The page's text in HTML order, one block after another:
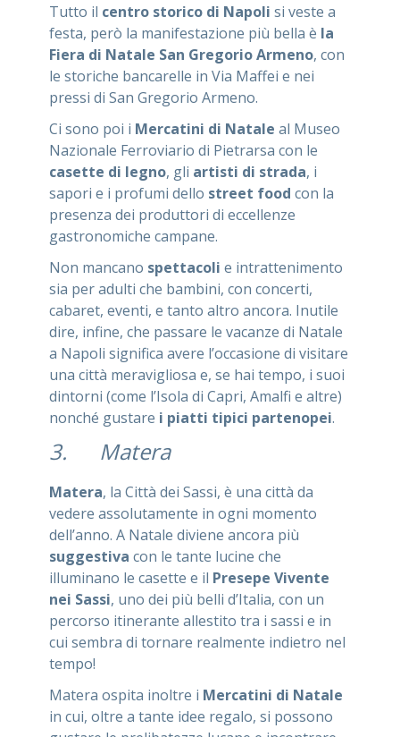
Tutto il centro storico di Napoli si veste a
festa, però la manifestazione più bella è la
Fiera di Natale San Gregorio Armeno, con
le storiche bancarelle in Via Maffei e nei
pressi di San Gregorio Armeno.
Ci sono poi i Mercatini di Natale al Museo
Nazionale Ferroviario di Pietrarsa con le
casette di legno, gli artisti di strada, i
sapori e i profumi dello street food con la
presenza dei produttori di eccellenze
gastronomiche campane.
Non mancano spettacoli e intrattenimento
sia per adulti che bambini, con concerti,
cabaret, eventi, e tanto altro ancora. Inutile
dire, infine, che passare le vacanze di Natale
a Napoli significa avere l’occasione di visitare
una città meravigliosa e, se hai tempo, i suoi
dintorni (come l’Isola di Capri, Amalfi e altre)
nonché gustare i piatti tipici partenopei.
3. Matera
Matera, la Città dei Sassi, è una città da
vedere assolutamente in ogni momento
dell’anno. A Natale diviene ancora più
suggestiva con le tante lucine che
illuminano le casette e il Presepe Vivente
nei Sassi, uno dei più belli d’Italia, con un
percorso itinerante allestito tra i sassi e in
cui sembra di tornare realmente indietro nel
tempo!
Matera ospita inoltre i Mercatini di Natale
in cui, oltre a tante idee regalo, si possono